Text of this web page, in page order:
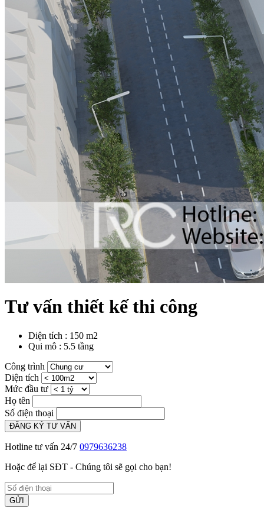
Tư vấn thiết kế thi công
Diện tích : 150 m2
Qui mô : 5.5 tầng
Công trình
Diện tích
Mức đầu tư
Họ tên
Số điện thoại
ĐĂNG KÝ TƯ VẤN
Hotline tư vấn 24/7 0979636238
Hoặc để lại SĐT - Chúng tôi sẽ gọi cho bạn!
GỬI